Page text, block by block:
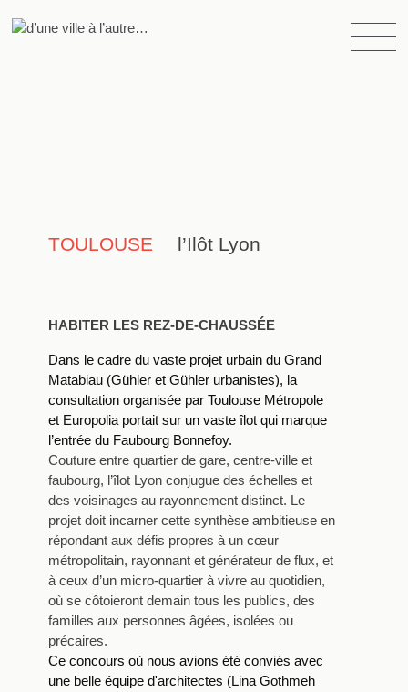
Skip
TOULOUSE l’Ilôt Lyon
HABITER LES REZ-DE-CHAUSSÉE
Dans le cadre du vaste projet urbain du Grand
Matabiau (Gühler et Gühler urbanistes), la
consultation organisée par Toulouse Métropole
et Europolia portait sur un vaste îlot qui marque
l’entrée du Faubourg Bonnefoy.
Couture entre quartier de gare, centre-ville et
faubourg, l’îlot Lyon conjugue des échelles et
des voisinages au rayonnement distinct. Le
projet doit incarner cette synthèse ambitieuse en
répondant aux défis propres à un cœur
métropolitain, rayonnant et générateur de flux, et
à ceux d’un micro-quartier à vivre au quotidien,
où se côtoieront demain tous les publics, des
familles aux personnes âgées, isolées ou
précaires.
Ce concours où nous avions été conviés avec
une belle équipe d'architectes (Lina Gothmeh